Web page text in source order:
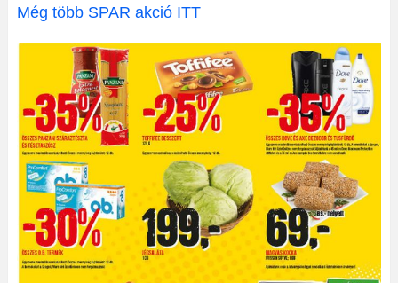
Még több SPAR akció ITT